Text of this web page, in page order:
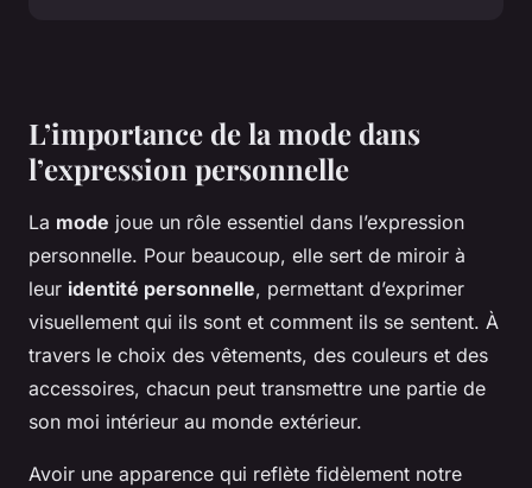
L’importance de la mode dans
l’expression personnelle
La mode joue un rôle essentiel dans l’expression
personnelle. Pour beaucoup, elle sert de miroir à
leur identité personnelle, permettant d’exprimer
visuellement qui ils sont et comment ils se sentent. À
travers le choix des vêtements, des couleurs et des
accessoires, chacun peut transmettre une partie de
son moi intérieur au monde extérieur.
Avoir une apparence qui reflète fidèlement notre